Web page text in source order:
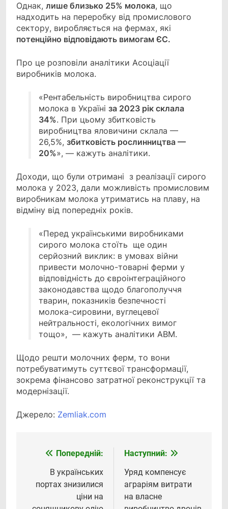
Однак, лише близько 25% молока, що
надходить на переробку від промислового
сектору, виробляється на фермах, які
потенційно відповідають вимогам ЄС.
Про це розповіли аналітики Асоціації
виробників молока.
«Рентабельність виробництва сирого
молока в Україні за 2023 рік склала
34%. При цьому збитковість
виробництва яловичини склала —
26,5%, збитковість рослинництва —
20%», — кажуть аналітики.
Доходи, що були отримані з реалізації сирого
молока у 2023, дали можливість промисловим
виробникам молока утриматись на плаву, на
відміну від попередніх років.
«Перед українськими виробниками
сирого молока стоїть ще один
серйозний виклик: в умовах війни
привести молочно-товарні ферми у
відповідність до євроінтеграційного
законодавства щодо благополуччя
тварин, показників безпечності
молока-сировини, вуглецевої
нейтральності, екологічних вимог
тощо», — кажуть аналітики АВМ.
Щодо решти молочних ферм, то вони
потребуватимуть суттєвої трансформації,
зокрема фінансово затратної реконструкції та
модернізації.
Джерело: Zemliak.com
Навігація
записів
Попередній:
В українських
портах знизилися
ціни на
Наступний:
Уряд компенсує
аграріям витрати
на власне